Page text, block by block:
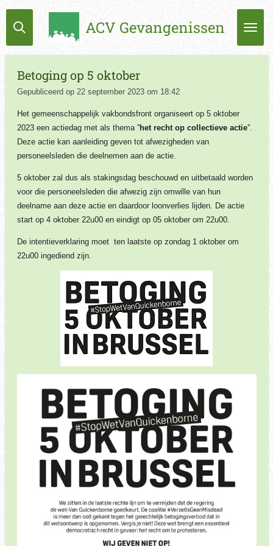
Ga
direct
de
hoofdinhoud
ACV Gevangenissen
Betoging op 5 oktober
Gepubliceerd op 22 september 2023 om 18:42
Het gemeenschappelijk vakbondsfront organiseert op 5 oktober
2023 een actiedag met als thema ''het recht op collectieve actie''.
Deze actie kan aanleiding geven tot afwezigheden van
personeelsleden die deelnemen aan de actie.
5 oktober zal dus als stakingsdag beschouwd en uitbetaald worden
voor die personeelsleden die afwezig zijn omwille van hun
deelname aan deze actie en daardoor loonverlies lijden. De actie
start op 4 oktober 22u00 en eindigt op 05 oktober om 22u00.
De intentieverklaring moet ten laatste op zondag 1 oktober om
22u00 ingediend zijn.